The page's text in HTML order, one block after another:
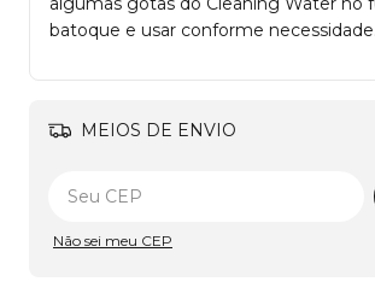
batoque e usar conforme necessidade.
MEIOS DE ENVIO
Não sei meu CEP